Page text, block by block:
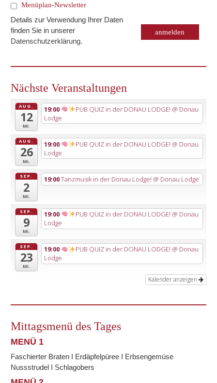
Menüplan-Newsletter
Details zur Verwendung Ihrer Daten
finden Sie in unserer
Datenschutzerklärung.
Nächste Veranstaltungen
AUG.
12
Mi.
19:00 PUB QUIZ in der DONAU LODGE! @ Donau
Lodge
AUG.
26
Mi.
19:00 PUB QUIZ in der DONAU LODGE! @ Donau
Lodge
SEP.
2
Mi.
19:00Tanzmusik in der Donau Lodge! @ Donau Lodge
SEP.
9
Mi.
19:00 PUB QUIZ in der DONAU LODGE! @ Donau
Lodge
SEP.
23
Mi.
19:00 PUB QUIZ in der DONAU LODGE! @ Donau
Lodge
Kalender anzeigen
Mittagsmenü des Tages
MENÜ 1
Faschierter Braten I Erdäpfelpüree I Erbsengemüse
Nussstrudel I Schlagobers